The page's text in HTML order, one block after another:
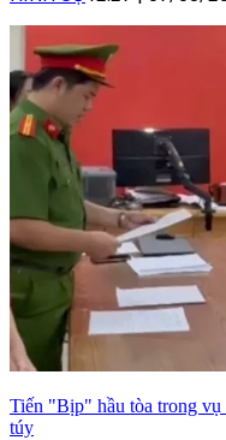
Tiến "Bịp" hầu tòa trong vụ
túy